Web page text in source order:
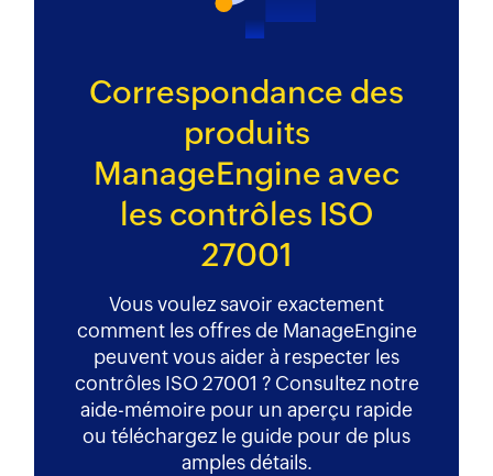
Correspondance des
produits
ManageEngine avec
les contrôles ISO
27001
Vous voulez savoir exactement
comment les offres de ManageEngine
peuvent vous aider à respecter les
contrôles ISO 27001 ? Consultez notre
aide-mémoire pour un aperçu rapide
ou téléchargez le guide pour de plus
amples détails.